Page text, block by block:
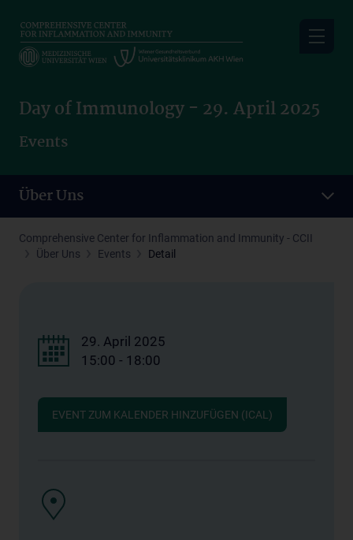
main
content
Day of Immunology - 29. April 2025
Events
Über Uns
Comprehensive Center for Inflammation and Immunity - CCII
Über Uns
Events Detail
29. April 2025
15:00 - 18:00
EVENT ZUM KALENDER HINZUFÜGEN (ICAL)